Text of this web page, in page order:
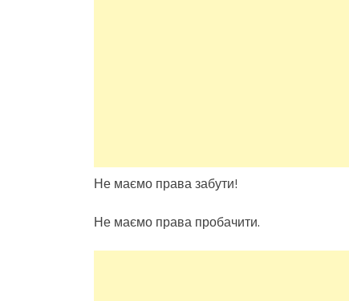
Не маємо права забути!
Не маємо права пробачити.